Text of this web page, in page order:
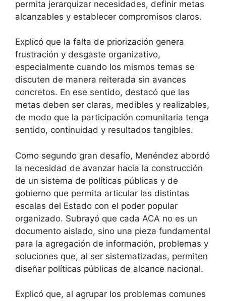
permita jerarquizar necesidades, definir metas
alcanzables y establecer compromisos claros.
Explicó que la falta de priorización genera
frustración y desgaste organizativo,
especialmente cuando los mismos temas se
discuten de manera reiterada sin avances
concretos. En ese sentido, destacó que las
metas deben ser claras, medibles y realizables,
de modo que la participación comunitaria tenga
sentido, continuidad y resultados tangibles.
Como segundo gran desafío, Menéndez abordó
la necesidad de avanzar hacia la construcción
de un sistema de políticas públicas y de
gobierno que permita articular las distintas
escalas del Estado con el poder popular
organizado. Subrayó que cada ACA no es un
documento aislado, sino una pieza fundamental
para la agregación de información, problemas y
soluciones que, al ser sistematizadas, permiten
diseñar políticas públicas de alcance nacional.
Explicó que, al agrupar los problemas comunes